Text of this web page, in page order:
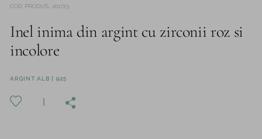
COD PRODUS 201723
Inel inima din argint cu zirconii roz si
incolore
ARGINT ALB | 925